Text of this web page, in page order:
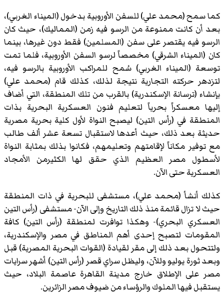
كما سمح (محمد علي) للسفن الأوروبية بدخول (الميناء الغربي)،
بعد أن كانت ممنوعة من الرسو فيه زمن (المماليك)، حيث كان
الرسو فيه يقتصر على سفن (المسلمين) فقط دون غيرها، بينما
كان (الميناء الشرقي) مخصصاً لرسو السفن الأوروبية، فلما تمت
توسعة (الميناء الغربي) سُمح للمراكب الأوروبية بالرسو فيه،
لتزدهر حركته التجارية نتيجة لذلك، كذلك قام (محمد علي)
بإنشاء (ترسانة الإسكندرية) بالقرب من تلك المنطقة، التي أضاف
إليها معسكراً بحرياً لتعليم فنون العسكرية البحرية بذات
المنطقة في (رأس التين) ليصبح النواة لأول كلية بحرية مصرية
حديثة بعد ذلك، حيث أعدها لاستقبال تسعة عشر ألف طالب
مع توفير مكاناً لإقامتهم وتعليمهم، فكانوا بذلك بمثابة النواة
لأسطول مصر العظيم الذي حقق لها الكثيرمن الأمجاد
العسكرية حتى الآن.
كذلك أنشأ (محمد علي)، مستشفى للبحرية في ذات المنطقة
حيث لا تزال قائمة منذ ذلك التاريخ وإلى الآن- مستشفى (رأس التين
العسكري البحري)- وهكذا توافرت لمنطقة (رأس التين) كافة
المقومات لتصبح إحدى أهم المناطق في مصر والإسكندرية،
ولتتحول بعد ذلك إلى مقر لقيادة (القوات البحرية المصرية) قبل
وبعد ثورة يوليو وللآن، وليظل سراي قصر (رأس التين) أشهر سرايات
مصر على الإطلاق خارج مدينة القاهرة عاصمة البلاد، حيث
يستقبل فيها الملوك والرؤساء من ضيوف مصر الزائرين.